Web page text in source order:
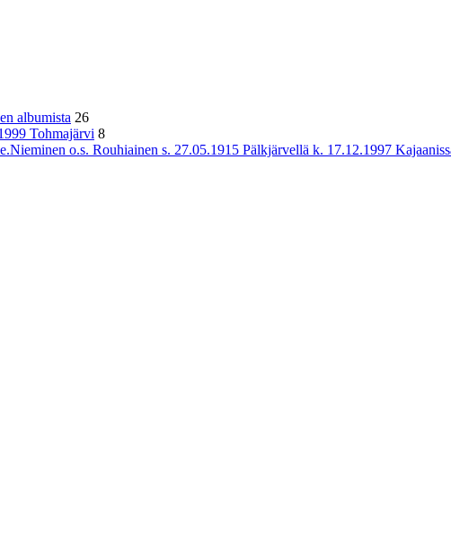
albumista 26
Tohmajärvi 8
o.s. Rouhiainen s. 27.05.1915 Pälkjärvellä k. 17.12.1997